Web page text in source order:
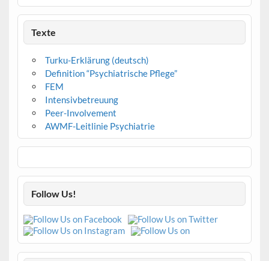
Texte
Turku-Erklärung (deutsch)
Definition “Psychiatrische Pflege”
FEM
Intensivbetreuung
Peer-Involvement
AWMF-Leitlinie Psychiatrie
Follow Us!